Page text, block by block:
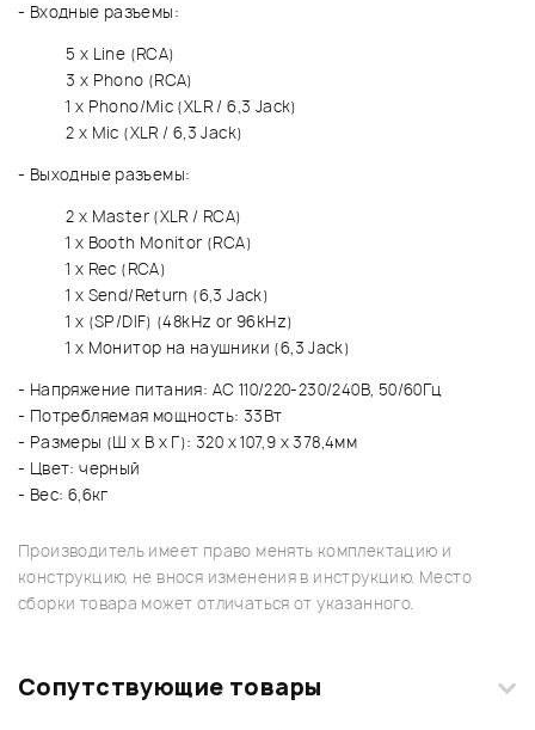
- Входные разъемы:
5 x Line (RCA)
3 x Phono (RCA)
1 x Phono/Mic (XLR / 6,3 Jack)
2 x Mic (XLR / 6,3 Jack)
- Выходные разъемы:
2 x Мaster (XLR / RCA)
1 x Booth Monitor (RCA)
1 x Rec (RCA)
1 x Send/Return (6,3 Jack)
1 x (SP/DIF) (48kHz or 96kHz)
1 x Монитор на наушники (6,3 Jack)
- Напряжение питания: AC 110/220-230/240В, 50/60Гц
- Потребляемая мощность: 33Вт
- Размеры (Ш x В x Г): 320 x 107,9 x 378,4мм
- Цвет: черный
- Вес: 6,6кг
Производитель имеет право менять комплектацию и
конструкцию, не внося изменения в инструкцию. Место
сборки товара может отличаться от указанного.
Сопутствующие товары